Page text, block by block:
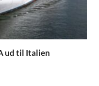
ud til Italien